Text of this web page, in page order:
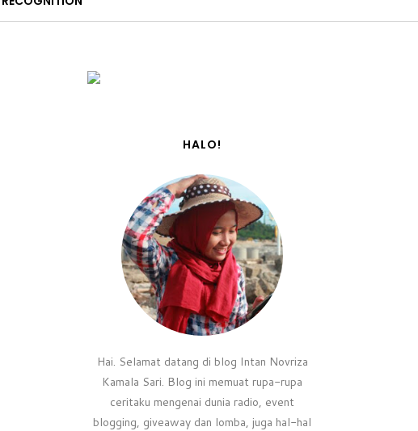
HALO!
Hai. Selamat datang di blog Intan Novriza
Kamala Sari. Blog ini memuat rupa-rupa
ceritaku mengenai dunia radio, event
blogging, giveaway dan lomba, juga hal-hal